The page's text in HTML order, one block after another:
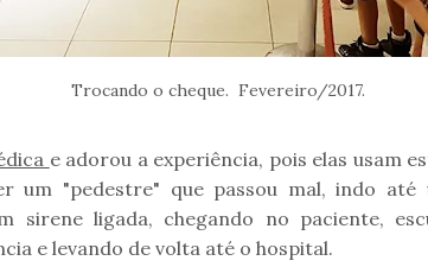
Trocando o cheque. Fevereiro/2017.
e adorou a experiência, pois elas usam
um "pedestre" que passou mal, indo
sirene ligada, chegando no paciente,
e levando de volta até o hospital.